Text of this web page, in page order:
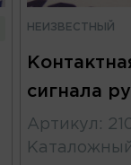
НЕИЗВЕСТНЫЙ
сигнала
Артикул :